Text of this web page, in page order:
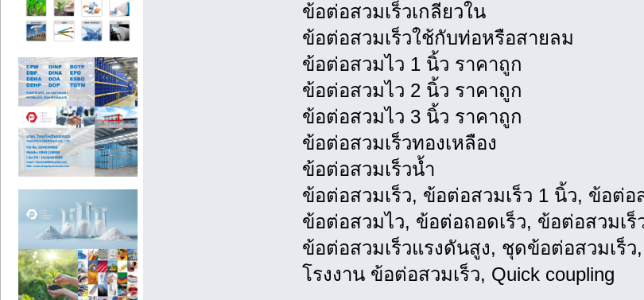
ข้อต่อสวมเร็วเกลียวใน
ข้อต่อสวมเร็วใช้กับท่อหรือสายลม
ข้อต่อสวมไว 1 นิ้ว ราคาถูก
ข้อต่อสวมไว 2 นิ้ว ราคาถูก
ข้อต่อสวมไว 3 นิ้ว ราคาถูก
ข้อต่อสวมเร็วทองเหลือง
ข้อต่อสวมเร็วน้ำ
ข้อต่อสวมเร็ว, ข้อต่อสวมเร็ว 1 นิ้ว, ข้อต่อ
ข้อต่อสวมไว, ข้อต่อถอดเร็ว, ข้อต่อสวมเร็
ข้อต่อสวมเร็วแรงดันสูง, ชุดข้อต่อสวมเร็
โรงงาน ข้อต่อสวมเร็ว, Quick coupling